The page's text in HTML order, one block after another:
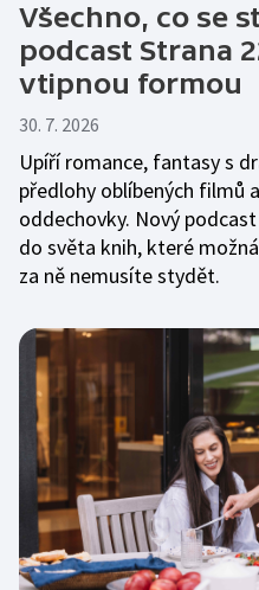
Všechno, co se
podcast Strana
vtipnou formou
30. 7. 2026
Upíří romance, fantasy s
předlohy oblíbených filmů
oddechovky. Nový
do světa knih, které
za ně nemusíte stydět.